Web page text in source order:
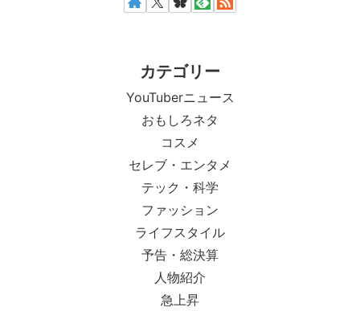
カテゴリー
YouTuberニュース
おもしろネタ
コスメ
セレブ・エンタメ
テック・科学
ファッション
ライフスタイル
予告・総決算
人物紹介
急上昇